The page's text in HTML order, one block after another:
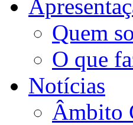
Quem
O que
Notícias
Âmbito